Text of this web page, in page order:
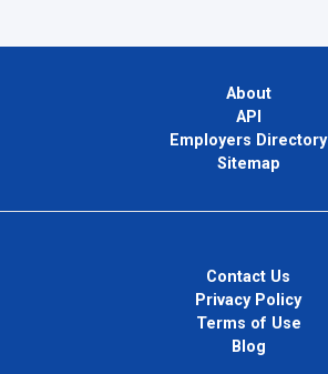
About
API
Employers Directory
Sitemap
Contact Us
Privacy Policy
Terms of Use
Blog